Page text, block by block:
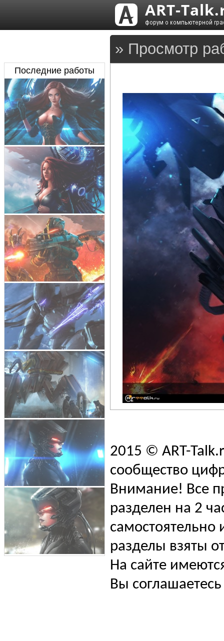
» Просмотр
Последние работы
2015 © ART-
сообщество
Внимание! Все
разделен на 2
самостоятельно
разделы взяты
На сайте
Вы